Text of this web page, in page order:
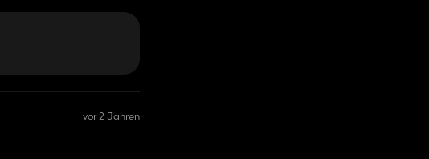
vor 2 Jahren